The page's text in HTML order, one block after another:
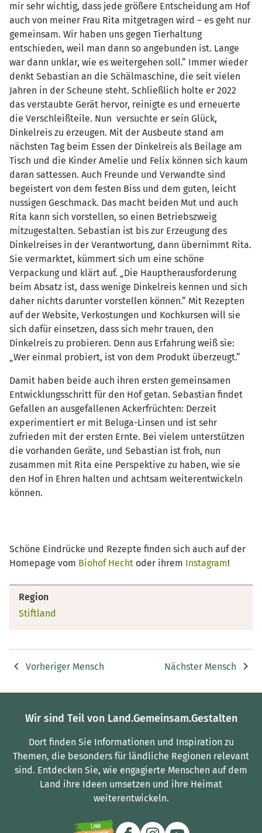
mir sehr wichtig, dass jede größere Entscheidung am Hof
auch von meiner Frau Rita mitgetragen wird – es geht nur
gemeinsam. Wir haben uns gegen Tierhaltung
entschieden, weil man dann so angebunden ist. Lange
war dann unklar, wie es weitergehen soll.“ Immer wieder
denkt Sebastian an die Schälmaschine, die seit vielen
Jahren in der Scheune steht. Schließlich holte er 2022
das verstaubte Gerät hervor, reinigte es und erneuerte
die Verschleißteile. Nun versuchte er sein Glück,
Dinkelreis zu erzeugen. Mit der Ausbeute stand am
nächsten Tag beim Essen der Dinkelreis als Beilage am
Tisch und die Kinder Amelie und Felix können sich kaum
daran sattessen. Auch Freunde und Verwandte sind
begeistert von dem festen Biss und dem guten, leicht
nussigen Geschmack. Das macht beiden Mut und auch
Rita kann sich vorstellen, so einen Betriebszweig
mitzugestalten. Sebastian ist bis zur Erzeugung des
Dinkelreises in der Verantwortung, dann übernimmt Rita.
Sie vermarktet, kümmert sich um eine schöne
Verpackung und klärt auf. „Die Hauptherausforderung
beim Absatz ist, dass wenige Dinkelreis kennen und sich
daher nichts darunter vorstellen können.“ Mit Rezepten
auf der Website, Verkostungen und Kochkursen will sie
sich dafür einsetzen, dass sich mehr trauen, den
Dinkelreis zu probieren. Denn aus Erfahrung weiß sie:
„Wer einmal probiert, ist von dem Produkt überzeugt.“
Damit haben beide auch ihren ersten gemeinsamen
Entwicklungsschritt für den Hof getan. Sebastian findet
Gefallen an ausgefallenen Ackerfrüchten: Derzeit
experimentiert er mit Beluga-Linsen und ist sehr
zufrieden mit der ersten Ernte. Bei vielem unterstützen
die vorhanden Geräte, und Sebastian ist froh, nun
zusammen mit Rita eine Perspektive zu haben, wie sie
den Hof in Ehren halten und achtsam weiterentwickeln
können.
Schöne Eindrücke und Rezepte finden sich auch auf der
Homepage vom Biohof Hecht oder ihrem Instagram!
Region
Stiftland
Vorheriger Mensch Nächster Mensch
Wir sind Teil von Land.Gemeinsam.Gestalten
Dort finden Sie Informationen und Inspiration zu
Themen, die besonders für ländliche Regionen relevant
sind. Entdecken Sie, wie engagierte Menschen auf dem
Land ihre Ideen umsetzen und ihre Heimat
weiterentwickeln.